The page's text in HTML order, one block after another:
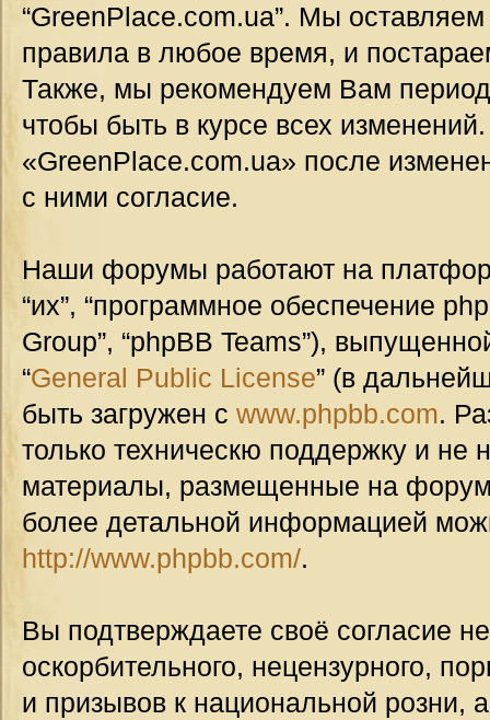
“GreenPlace.com.ua”. Мы
правила в любое время, и
Также, мы рекомендуем Вам
чтобы быть в курсе всех
«GreenPlace.com.ua» после
с ними согласие.
Наши форумы работают на
“их”, “программное обеспечение
Group”, “phpBB Teams”),
“General Public License” (в
быть загружен с www.phpbb.com.
только техническю поддержку и не
материалы, размещенные на
более детальной информацией
http://www.phpbb.com/.
Вы подтверждаете своё согласие
оскорбительного, нецензурного,
и призывов к национальной розни,